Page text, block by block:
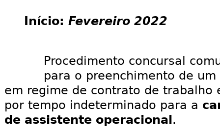
Início: Fevereiro 2022
Procedimento concursal
para o preenchimento de
em regime de contrato de trabalho
por tempo indeterminado para a
de assistente operacional.